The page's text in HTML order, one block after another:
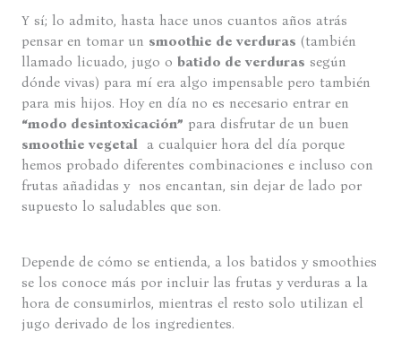
Y sí; lo admito, hasta hace unos cuantos años atrás
pensar en tomar un smoothie de verduras (también
llamado licuado, jugo o batido de verduras según
dónde vivas) para mí era algo impensable pero también
para mis hijos. Hoy en día no es necesario entrar en
“modo desintoxicación” para disfrutar de un buen
smoothie vegetala cualquier hora del día porque
hemos probado diferentes combinaciones e incluso con
frutas añadidas y nos encantan, sin dejar de lado por
supuesto lo saludables que son.
Depende de cómo se entienda, a los batidos y smoothies
se los conoce más por incluir las frutas y verduras a la
hora de consumirlos, mientras el resto solo utilizan el
jugo derivado de los ingredientes.